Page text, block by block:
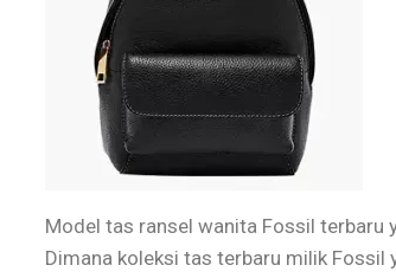
Model tas ransel wanita Fossil terbaru
Dimana koleksi tas terbaru milik Fossil